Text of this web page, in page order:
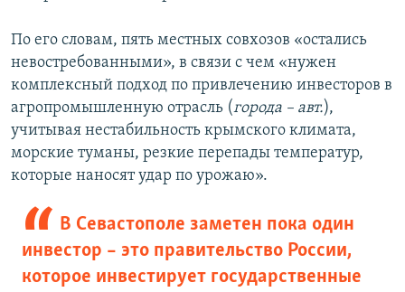
По его словам, пять местных совхозов «остались
невостребованными», в связи с чем «нужен
комплексный подход по привлечению инвесторов в
агропромышленную отрасль (города – авт.),
учитывая нестабильность крымского климата,
морские туманы, резкие перепады температур,
которые наносят удар по урожаю».
В Севастополе заметен пока один
инвестор – это правительство России,
которое инвестирует государственные